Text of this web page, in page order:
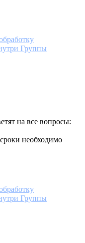
Группы
на все вопросы:
необходимо
Группы